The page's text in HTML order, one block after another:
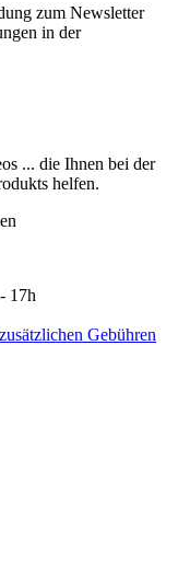
zum Newsletter
in der
... die Ihnen bei der
helfen.
17h
Gebühren